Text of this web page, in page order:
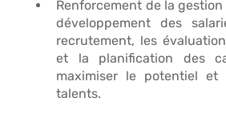
Renforcement de la
développement des
recrutement, les
et la planification des
maximiser le potentiel et
talents.